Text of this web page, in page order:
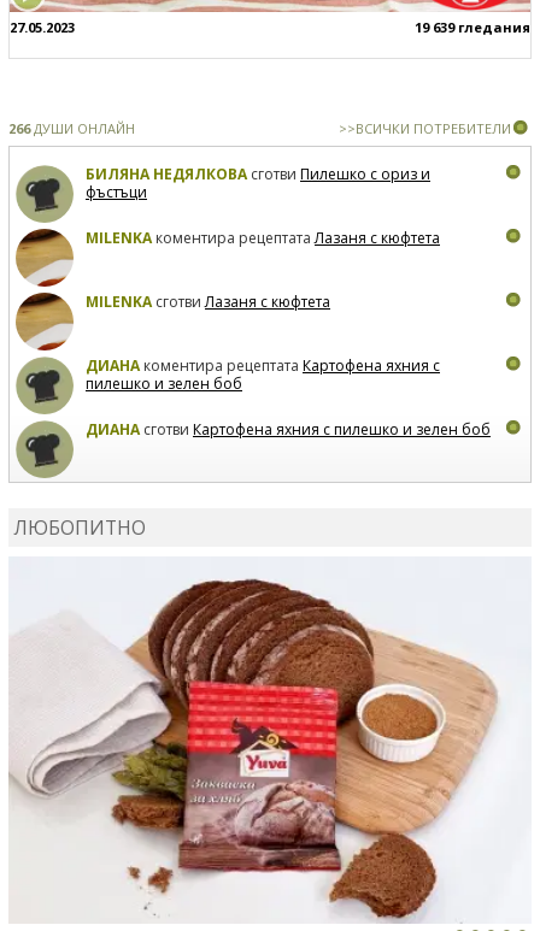
27.05.2023 19 639 гледания
266ДУШИ ОНЛАЙН >>ВСИЧКИ ПОТРЕБИТЕЛИ
БИЛЯНА НЕДЯЛКОВАсготви Пилешко с ориз и
фъстъци
MILENKAкоментира рецептатаЛазаня с кюфтета
MILENKAсготвиЛазаня с кюфтета
ДИАНАкоментира рецептата Картофена яхния с
пилешко и зелен боб
ДИАНАсготви Картофена яхния с пилешко и зелен боб
ЛЮБОПИТНО